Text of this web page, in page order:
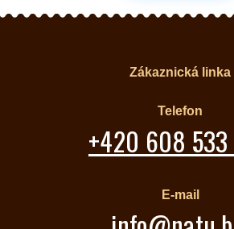
Zákaznická linka
Telefon
+420 608
E-mail